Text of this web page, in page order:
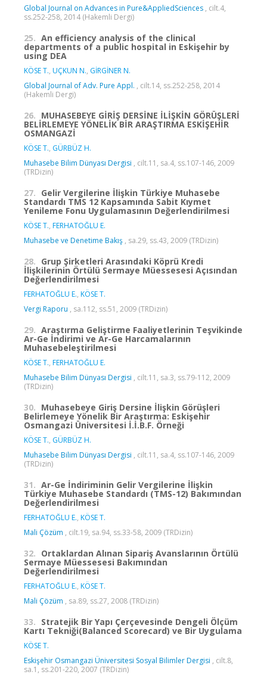
Global Journal on Advances in Pure&AppliedSciences , cilt.4,
ss.252-258, 2014 (Hakemli Dergi)
25. An efficiency analysis of the clinical
departments of a public hospital in Eskişehir by
using DEA
KÖSE T., UÇKUN N., GİRGİNER N.
Global Journal of Adv. Pure Appl. , cilt.14, ss.252-258, 2014
(Hakemli Dergi)
26. MUHASEBEYE GİRİŞ DERSİNE İLİŞKİN GÖRÜŞLERİ
BELİRLEMEYE YÖNELİK BİR ARAŞTIRMA ESKİŞEHİR
OSMANGAZİ
KÖSE T., GÜRBÜZ H.
Muhasebe Bilim Dünyası Dergisi , cilt.11, sa.4, ss.107-146, 2009
(TRDizin)
27. Gelir Vergilerine İlişkin Türkiye Muhasebe
Standardı TMS 12 Kapsamında Sabit Kıymet
Yenileme Fonu Uygulamasının Değerlendirilmesi
KÖSE T., FERHATOĞLU E.
Muhasebe ve Denetime Bakış , sa.29, ss.43, 2009 (TRDizin)
28. Grup Şirketleri Arasındaki Köprü Kredi
İlişkilerinin Örtülü Sermaye Müessesesi Açısından
Değerlendirilmesi
FERHATOĞLU E., KÖSE T.
Vergi Raporu , sa.112, ss.51, 2009 (TRDizin)
29. Araştırma Geliştirme Faaliyetlerinin Teşvikinde
Ar-Ge İndirimi ve Ar-Ge Harcamalarının
Muhasebeleştirilmesi
KÖSE T., FERHATOĞLU E.
Muhasebe Bilim Dünyası Dergisi , cilt.11, sa.3, ss.79-112, 2009
(TRDizin)
30. Muhasebeye Giriş Dersine İlişkin Görüşleri
Belirlemeye Yönelik Bir Araştırma: Eskişehir
Osmangazi Üniversitesi İ.İ.B.F. Örneği
KÖSE T., GÜRBÜZ H.
Muhasebe Bilim Dünyası Dergisi , cilt.11, sa.4, ss.107-146, 2009
(TRDizin)
31. Ar-Ge İndiriminin Gelir Vergilerine İlişkin
Türkiye Muhasebe Standardı (TMS-12) Bakımından
Değerlendirilmesi
FERHATOĞLU E., KÖSE T.
Mali Çözüm , cilt.19, sa.94, ss.33-58, 2009 (TRDizin)
32. Ortaklardan Alınan Sipariş Avanslarının Örtülü
Sermaye Müessesesi Bakımından
Değerlendirilmesi
FERHATOĞLU E., KÖSE T.
Mali Çözüm , sa.89, ss.27, 2008 (TRDizin)
33. Stratejik Bir Yapı Çerçevesinde Dengeli Ölçüm
Kartı Tekniği(Balanced Scorecard) ve Bir Uygulama
KÖSE T.
Eskişehir Osmangazi Üniversitesi Sosyal Bilimler Dergisi , cilt.8,
sa.1, ss.201-220, 2007 (TRDizin)